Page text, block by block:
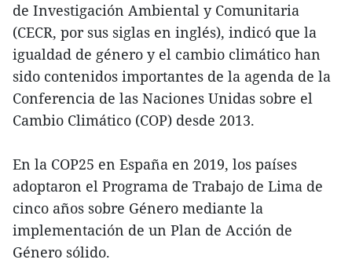
de Investigación Ambiental y Comunitaria
(CECR, por sus siglas en inglés), indicó que la
igualdad de género y el cambio climático han
sido contenidos importantes de la agenda de la
Conferencia de las Naciones Unidas sobre el
Cambio Climático (COP) desde 2013.
En la COP25 en España en 2019, los países
adoptaron el Programa de Trabajo de Lima de
cinco años sobre Género mediante la
implementación de un Plan de Acción de
Género sólido.